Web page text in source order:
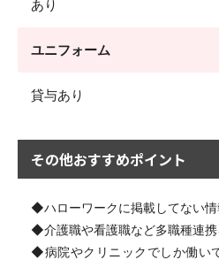
あり
ユニフォーム
貸与あり
その他おすすめポイント
◆ハローワークに掲載してない情
◆介護職や看護職など多職種連携
◆病院やクリニックでしか働い